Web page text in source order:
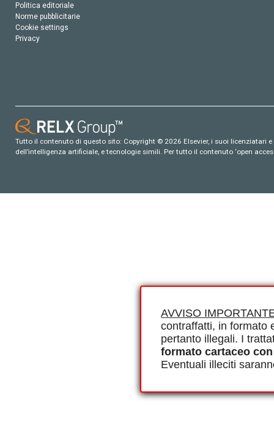
AVVISO
contraffatti, in formato
pertanto illegali. I
formato cartaceo
Eventuali illeciti
Politica editoriale
Norme pubblicitarie
Cookie settings
Privacy
Tutto il contenuto di questo sito: Copyright © 2026 Elsevier, i suoi
dell’intelligenza artificiale, e tecnologie simili. Per tutto il contenuto ‘open